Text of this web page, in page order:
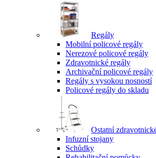
Regály
Mobilní policové regály
Nerezové policové regály
Zdravotnické regály
Archivační policové regály
Regály s vysokou nosností
Policové regály do skladu
Ostatní
Infuzní stojany
Schůdky